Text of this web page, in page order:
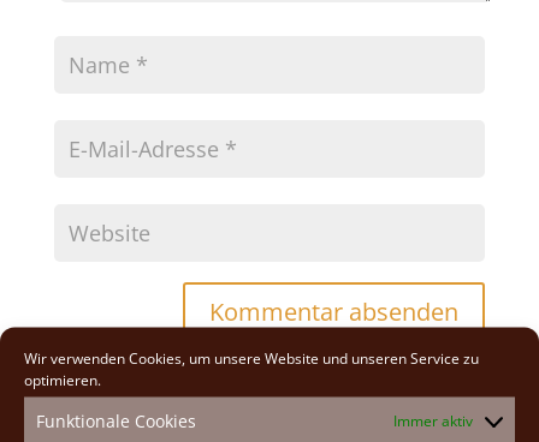
Wir verwenden Cookies, um unsere Website und unseren Service zu
optimieren.
Funktionale Cookies Immer aktiv
A
l
t
e